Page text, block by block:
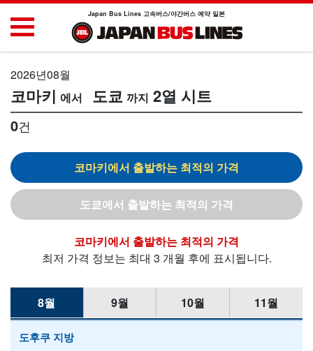
Japan Bus Lines 고속버스/야간버스 예약 일본
2026년08월
코마키 도쿄 2열 시트
0건
코마키
도쿄
코마키
최저 가격 정보는 최대 3 개월 후에 표시됩니다.
8월 9월 10월 11월
도후쿠 지방